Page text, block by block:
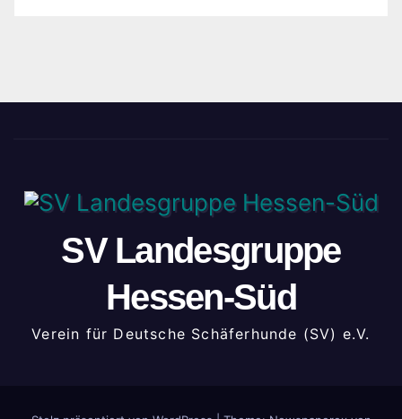
SV Landesgruppe
Hessen-Süd
Verein für Deutsche Schäferhunde (SV) e.V.